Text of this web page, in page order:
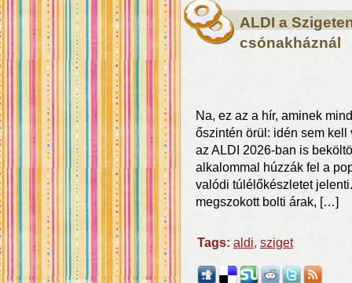
ALDI a
csónakháznál
Na, ez az a hír, aminek
őszintén örül: idén sem
az ALDI 2026-ban is
alkalommal húzzák fel a
valódi túlélőkészletet
megszokott bolti árak, […]
Tags: aldi, sziget